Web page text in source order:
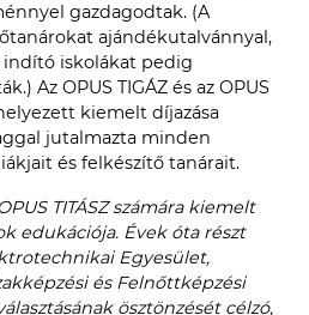
gazdagodtak. (A
ajándékutalvánnyal,
indító iskolákat pedig
Az OPUS TIGÁZ és az OPUS
kiemelt díjazása
jutalmazta minden
és felkészítő tanárait.
TITÁSZ számára kiemelt
edukációja. Évek óta részt
Egyesület,
és Felnőttképzési
ösztönzését célzó,